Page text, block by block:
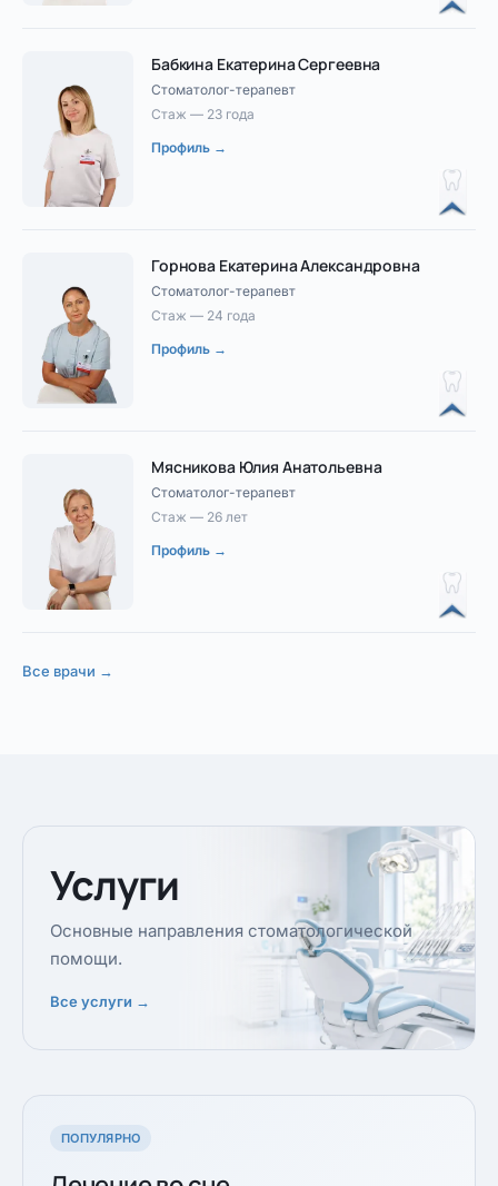
Бабкина Екатерина Сергеевна
Стоматолог-терапевт
Стаж — 23 года
Профиль →
Горнова Екатерина Александровна
Стоматолог-терапевт
Стаж — 24 года
Профиль →
Мясникова Юлия Анатольевна
Стоматолог-терапевт
Стаж — 26 лет
Профиль →
Все врачи →
Услуги
Основные направления стоматологической
помощи.
Все услуги →
ПОПУЛЯРНО